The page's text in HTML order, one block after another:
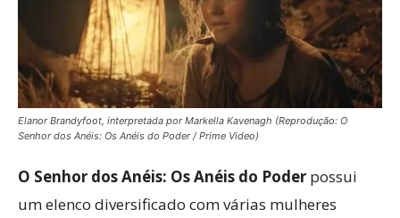
Elanor Brandyfoot, interpretada por Markella Kavenagh (Reprodução: O
Senhor dos Anéis: Os Anéis do Poder / Prime Video)
O Senhor dos Anéis: Os Anéis do Poder possui
um elenco diversificado com várias mulheres